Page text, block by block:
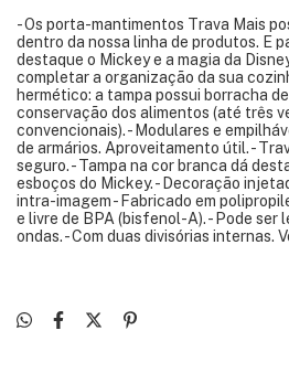
- Os porta-mantimentos Trava Mais
dentro da nossa linha de produtos. E
destaque o Mickey e a magia da
completar a organização da sua
hermético: a tampa possui borracha
conservação dos alimentos (até três
convencionais). - Modulares e
de armários. Aproveitamento útil. -
seguro. - Tampa na cor branca dá
esboços do Mickey. - Decoração
intra-imagem - Fabricado em
e livre de BPA (bisfenol-A). - Pode ser
ondas. - Com duas divisórias internas.